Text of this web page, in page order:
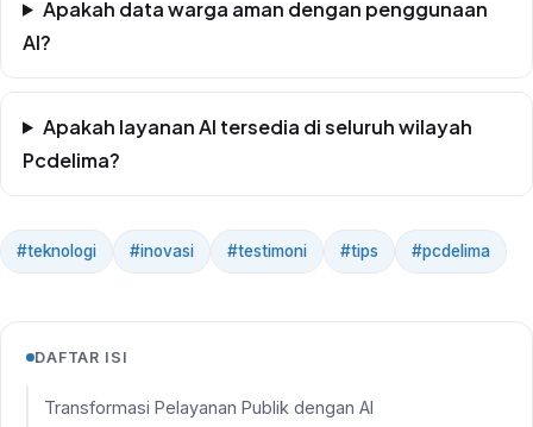
Apakah data warga aman dengan penggunaan
AI?
Apakah layanan AI tersedia di seluruh wilayah
Pcdelima?
#teknologi #inovasi #testimoni #tips #pcdelima
DAFTAR ISI
Transformasi Pelayanan Publik dengan AI